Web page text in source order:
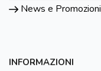
News e Promozioni
INFORMAZIONI